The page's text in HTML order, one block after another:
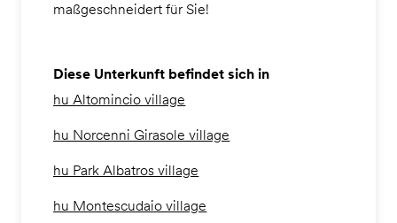
maßgeschneidert für Sie!
Diese Unterkunft befindet sich in
hu Altomincio village
hu Norcenni Girasole village
hu Park Albatros village
hu Montescudaio village